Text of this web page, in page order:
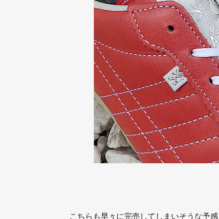
こちらも早々に完売してしまいそうな予